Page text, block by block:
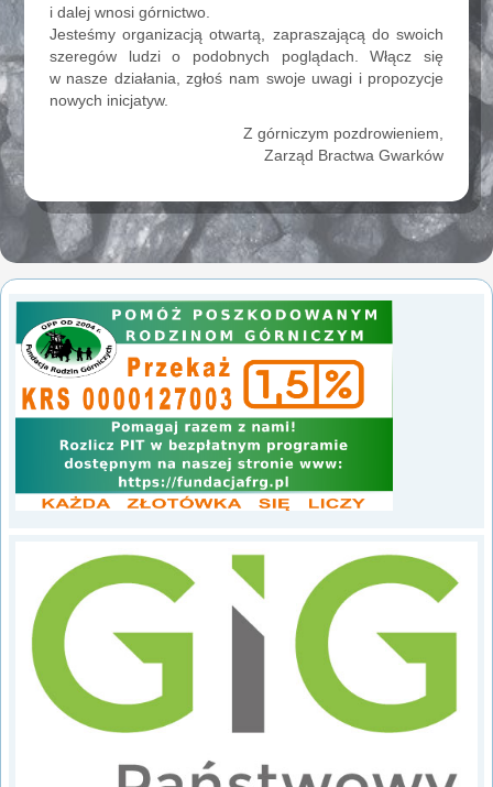
i dalej wnosi górnictwo.
Jesteśmy organizacją otwartą, zapraszającą do swoich
szeregów ludzi o podobnych poglądach. Włącz się
w nasze działania, zgłoś nam swoje uwagi i propozycje
nowych inicjatyw.
Z górniczym pozdrowieniem,
Zarząd Bractwa Gwarków